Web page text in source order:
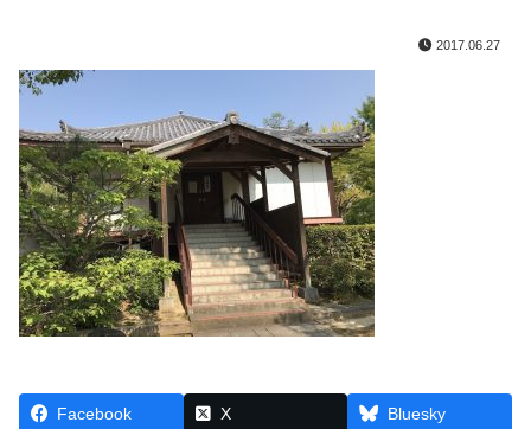
2017.06.27
Facebook X Bluesky